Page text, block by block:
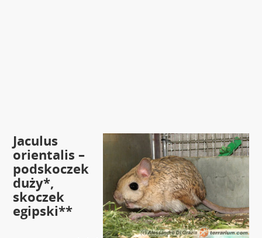
Jaculus
orientalis –
podskoczek
duży*,
skoczek
egipski**